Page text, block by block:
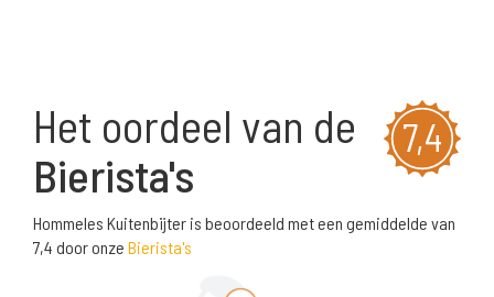
7,4
Het oordeel van de
Bierista's
Hommeles Kuitenbijter is beoordeeld met een gemiddelde van
7,4 door onze Bierista's